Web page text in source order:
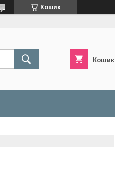
Кошик
Кошик